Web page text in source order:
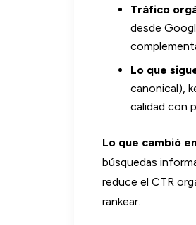
Tráfico
desde
Lo que
canonical),
calidad con
Lo que cambió
búsquedas
reduce el CTR
rankear.